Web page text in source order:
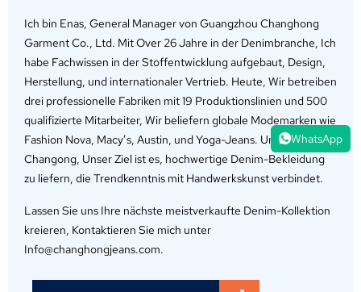
Ich bin Enas, General Manager von Guangzhou Changhong
Garment Co., Ltd. Mit Over 26 Jahre in der Denimbranche, Ich
habe Fachwissen in der Stoffentwicklung aufgebaut, Design,
Herstellung, und internationaler Vertrieb. Heute, Wir betreiben
drei professionelle Fabriken mit 19 Produktionslinien und 500
qualifizierte Mitarbeiter, Wir beliefern globale Modemarken wie
Fashion Nova, Macy’s, Austin, und Yoga-Jeans. Und
Changong, Unser Ziel ist es, hochwertige Denim-Bekleidung
zu liefern, die Trendkenntnis mit Handwerkskunst verbindet.
Lassen Sie uns Ihre nächste meistverkaufte Denim-Kollektion
kreieren, Kontaktieren Sie mich unter
Info@changhongjeans.com.
WhatsApp